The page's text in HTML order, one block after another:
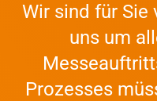
Wir sind für Sie
uns um
Prozesses